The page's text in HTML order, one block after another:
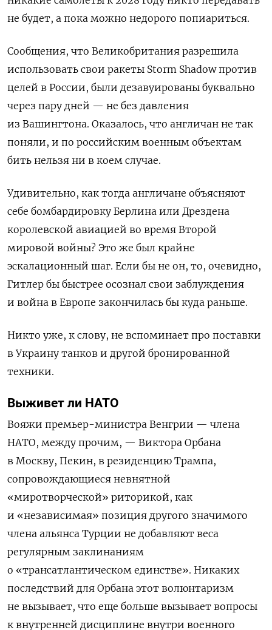
не будет, а пока можно недорого попиариться.
Сообщения, что Великобритания разрешила
использовать свои ракеты Storm Shadow против
целей в России, были дезавуированы буквально
через пару дней — не без давления
из Вашингтона. Оказалось, что англичан не так
поняли, и по российским военным объектам
бить нельзя ни в коем случае.
Удивительно, как тогда англичане объясняют
себе бомбардировку Берлина или Дрездена
королевской авиацией во время Второй
мировой войны? Это же был крайне
эскалационный шаг. Если бы не он, то, очевидно,
Гитлер бы быстрее осознал свои заблуждения
и война в Европе закончилась бы куда раньше.
Никто уже, к слову, не вспоминает про поставки
в Украину танков и другой бронированной
техники.
Выживет ли НАТО
Вояжи премьер-министра Венгрии — члена
НАТО, между прочим, — Виктора Орбана
в Москву, Пекин, в резиденцию Трампа,
сопровождающиеся невнятной
«миротворческой» риторикой, как
и «независимая» позиция другого значимого
члена альянса Турции не добавляют веса
регулярным заклинаниям
о «трансатлантическом единстве». Никаких
последствий для Орбана этот волюнтаризм
не вызывает, что еще больше вызывает вопросы
к внутренней дисциплине внутри военного